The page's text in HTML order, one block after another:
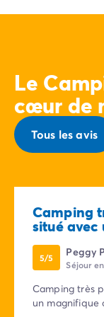
Le
cœur de
Tous les avis
Camping
situé avec
5/5 Peggy
Séjour
Camping très
un magnifique